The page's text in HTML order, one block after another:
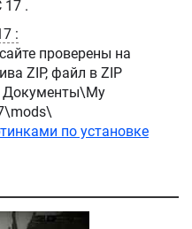
легко устанавливаются в ФС 17 .
Как установить мод для FS 17 :
проверены на
ZIP, файл в ZIP
Документы\My
по установке